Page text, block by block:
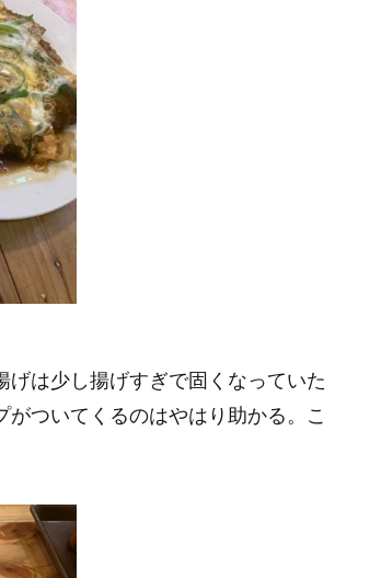
は少し揚げすぎで固くなっていた
ついてくるのはやはり助かる。こ